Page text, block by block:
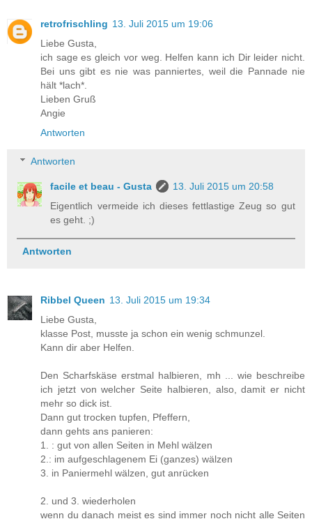
retrofrischling 13. Juli 2015 um 19:06
Liebe Gusta,
ich sage es gleich vor weg. Helfen kann ich Dir leider nicht.
Bei uns gibt es nie was panniertes, weil die Pannade nie
hält *lach*.
Lieben Gruß
Angie
Antworten
Antworten
facile et beau - Gusta
13. Juli 2015 um 20:58
Eigentlich vermeide ich dieses fettlastige Zeug so gut
es geht. ;)
Antworten
Ribbel Queen 13. Juli 2015 um 19:34
Liebe Gusta,
klasse Post, musste ja schon ein wenig schmunzel.
Kann dir aber Helfen.
Den Scharfskäse erstmal halbieren, mh ... wie beschreibe
ich jetzt von welcher Seite halbieren, also, damit er nicht
mehr so dick ist.
Dann gut trocken tupfen, Pfeffern,
dann gehts ans panieren:
1. : gut von allen Seiten in Mehl wälzen
2.: im aufgeschlagenem Ei (ganzes) wälzen
3. in Paniermehl wälzen, gut anrücken
2. und 3. wiederholen
wenn du danach meist es sind immer noch nicht alle Seiten